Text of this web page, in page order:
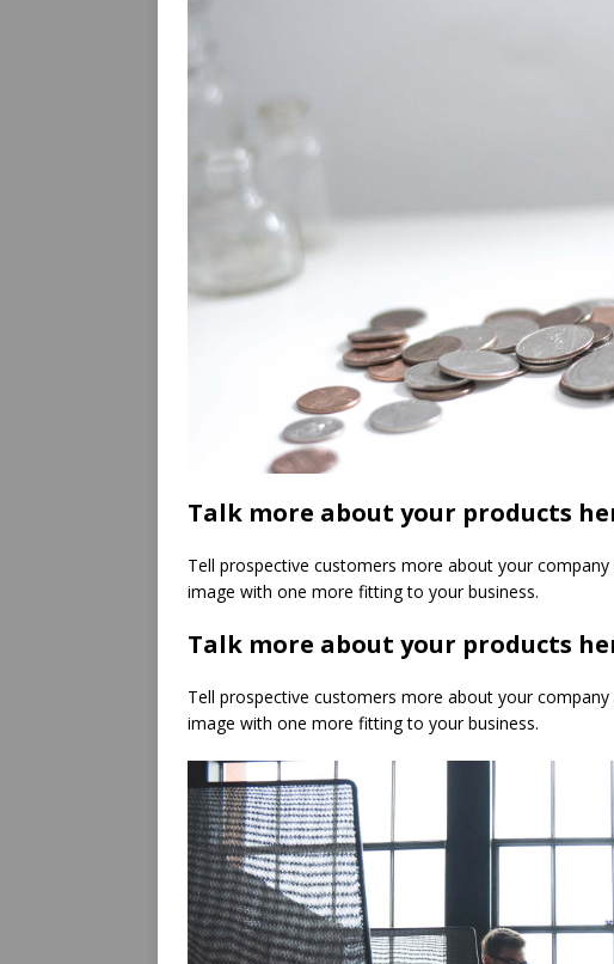
Talk more about your products
Tell prospective customers more about your
image with one more fitting to your business.
Talk more about your products
Tell prospective customers more about your
image with one more fitting to your business.